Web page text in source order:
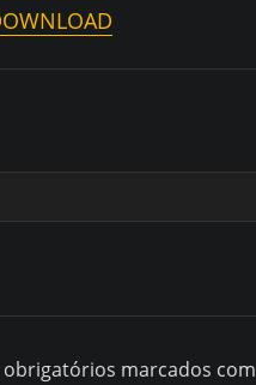
obrigatórios marcados com